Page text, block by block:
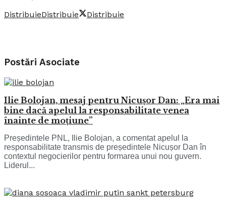
DistribuieDistribuie Distribuie
Postări Asociate
Ilie Bolojan, mesaj pentru Nicușor Dan: „Era mai
bine dacă apelul la responsabilitate venea
înainte de moțiune”
Președintele PNL, Ilie Bolojan, a comentat apelul la
responsabilitate transmis de președintele Nicușor Dan în
contextul negocierilor pentru formarea unui nou guvern.
Liderul...